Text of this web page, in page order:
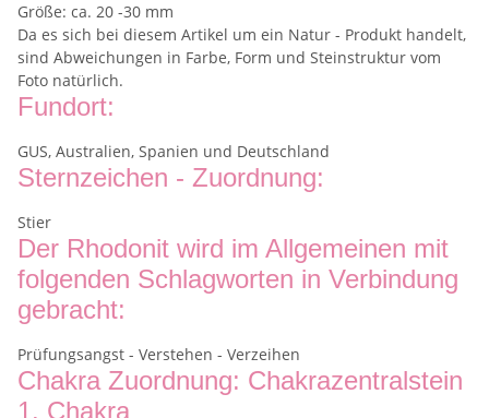
Größe: ca. 20 -30 mm
Da es sich bei diesem Artikel um ein Natur - Produkt handelt,
sind Abweichungen in Farbe, Form und Steinstruktur vom
Foto natürlich.
Fundort:
GUS, Australien, Spanien und Deutschland
Sternzeichen - Zuordnung:
Stier
Der Rhodonit wird im Allgemeinen mit
folgenden Schlagworten in Verbindung
gebracht:
Prüfungsangst - Verstehen - Verzeihen
Chakra Zuordnung: Chakrazentralstein
1. Chakra